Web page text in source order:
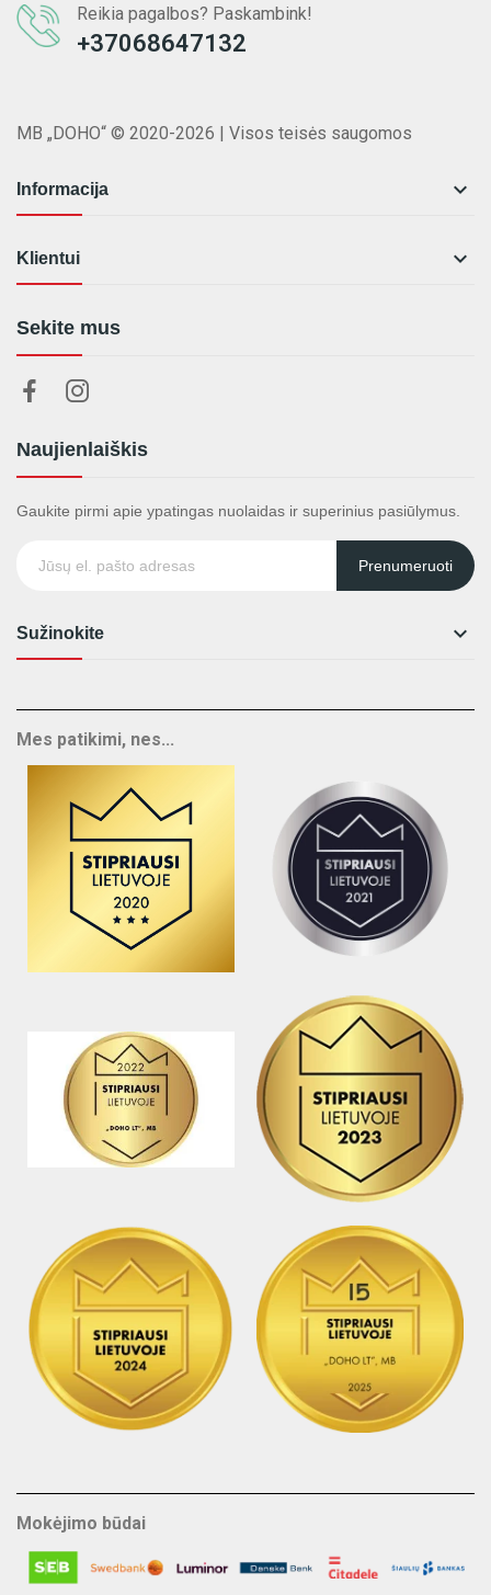
Reikia pagalbos? Paskambink!
+37068647132
MB „DOHO“ © 2020-2026 | Visos teisės saugomos
Informacija 
Klientui 
Sekite mus
Naujienlaiškis
Gaukite pirmi apie ypatingas nuolaidas ir superinius pasiūlymus.
Prenumeruoti
Sužinokite 
Mes patikimi, nes...
Mokėjimo būdai